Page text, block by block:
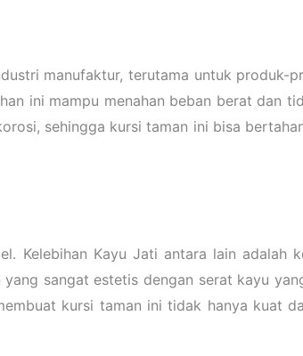
manufaktur, terutama untuk produk-
ini mampu menahan beban berat dan
sehingga kursi taman ini bisa
Kelebihan Kayu Jati antara lain adalah
sangat estetis dengan serat kayu
kursi taman ini tidak hanya kuat